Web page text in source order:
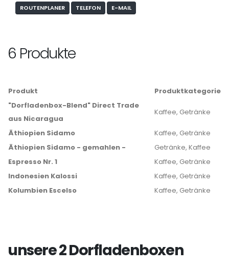
ROUTENPLANER TELEFON E-MAIL
6 Produkte
Produkt
Produktkategorie
"Dorfladenbox-Blend" Direct Trade
aus Nicaragua
Kaffee, Getränke
Äthiopien Sidamo
Kaffee, Getränke
Äthiopien Sidamo - gemahlen -
Getränke, Kaffee
Espresso Nr. 1
Kaffee, Getränke
Indonesien Kalossi
Kaffee, Getränke
Kolumbien Escelso
Kaffee, Getränke
unsere 2 Dorfladenboxen